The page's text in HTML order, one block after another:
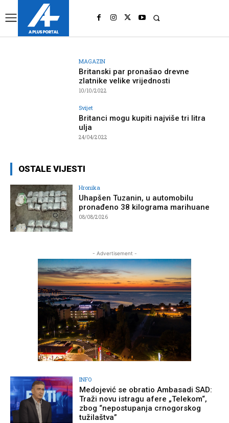
MAGAZIN
Britanski par pronašao drevne
zlatnike velike vrijednosti
10/10/2022
Svijet
Britanci mogu kupiti najviše tri litra
ulja
24/04/2022
OSTALE VIJESTI
Hronika
Uhapšen Tuzanin, u automobilu
pronađeno 38 kilograma marihuane
08/08/2026
- Advertisement -
INFO
Medojević se obratio Ambasadi SAD:
Traži novu istragu afere „Telekom“,
zbog “nepostupanja crnogorskog
tužilaštva”